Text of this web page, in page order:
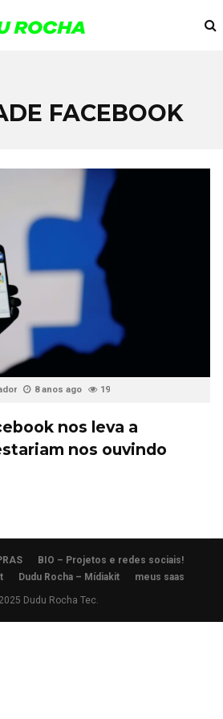
FACEBOOK
8 anos ago 19
nos leva a
nos ouvindo
BIO – Projetos e redes sociais!
Dudu Rocha – Mídiakit meus saas
Dudu Rocha Tec.